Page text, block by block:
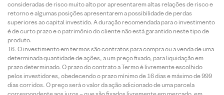
consideradas de risco muito alto por apresentarem altas relações de risco e
retorno e algumas posições apresentarem a possibilidade de perdas
superiores ao capital investido. A duração recomendada para o investimento
é de curto prazo e o patrimônio do cliente não está garantido neste tipo de
produto.
O investimento em termos são contratos para compra ou a venda de uma
determinada quantidade de ações, a um preço fixado, para liquidação em
prazo determinado. O prazo do contrato a Termo é livremente escolhido
pelos investidores, obedecendo o prazo mínimo de 16 dias e máximo de 999
dias corridos. O preço será o valor da ação adicionado de uma parcela